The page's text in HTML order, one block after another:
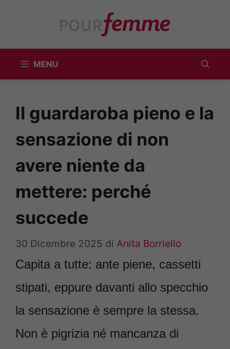
MENU
Il guardaroba pieno e la
sensazione di non
avere niente da
mettere: perché
succede
30 Dicembre 2025 di Anita Borriello
Capita a tutte: ante piene, cassetti
stipati, eppure davanti allo specchio
la sensazione è sempre la stessa.
Non è pigrizia né mancanza di